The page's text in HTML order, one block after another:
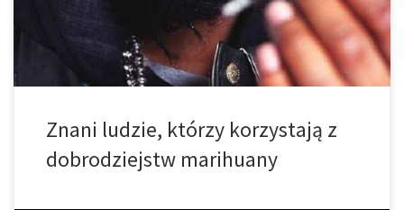
pewnie znasz. • Melissa Etheridge – Ta kobieta […]
Znani ludzie, którzy korzystają z
dobrodziejstw marihuany